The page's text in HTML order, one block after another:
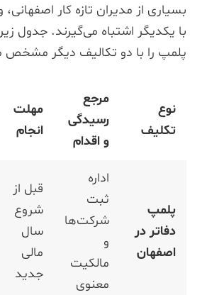
بسیاری از مدیران تازه کار اصفهانی،
با یکدیگر اشتباه می‌گیرند. جدول
پلمپ را با دو تکالیف دیگر مشخص
نوع
تکلیف
مرجع
رسیدگی
و اقدام
مهلت
انجام
پلمپ
دفاتر در
اصفهان
اداره
ثبت
شرکت‌ها
و
مالکیت
معنوی
قبل از
شروع
سال
مالی
جدید